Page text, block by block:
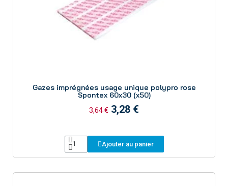
Gazes imprégnées usage unique polypro rose
Spontex 60x30 (x50)
3,64 € 3,28 €
Ajouter au panier